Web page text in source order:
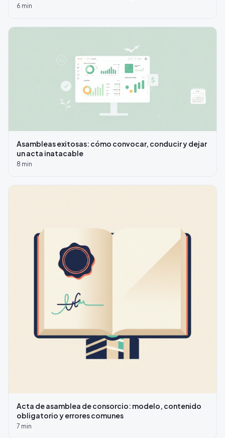
6 min
Asambleas exitosas: cómo convocar, conducir y dejar
un acta inatacable
8 min
Acta de asamblea de consorcio: modelo, contenido
obligatorio y errores comunes
7 min